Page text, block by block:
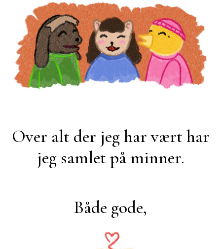
Over alt der jeg har vært har
jeg samlet på minner.
Både gode,